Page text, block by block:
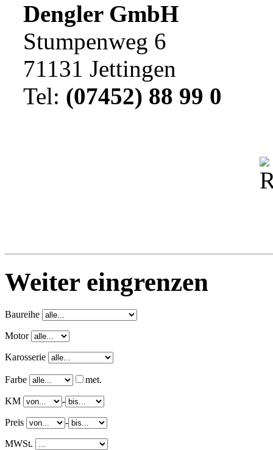
Dengler GmbH
Stumpenweg 6
71131 Jettingen
Tel: (07452) 88 99 0
Weiter eingrenzen
Baureihe
Motor
Karosserie
Farbe met.
KM -
Preis -
MWSt.